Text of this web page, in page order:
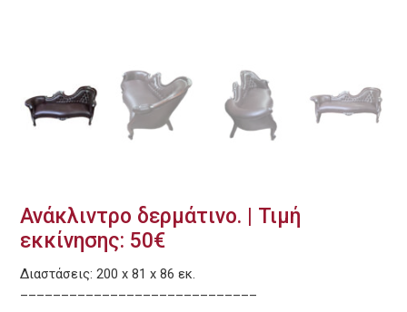
Ανάκλιντρο δερμάτινο. | Τιμή
εκκίνησης: 50€
Διαστάσεις: 200 x 81 x 86 εκ.